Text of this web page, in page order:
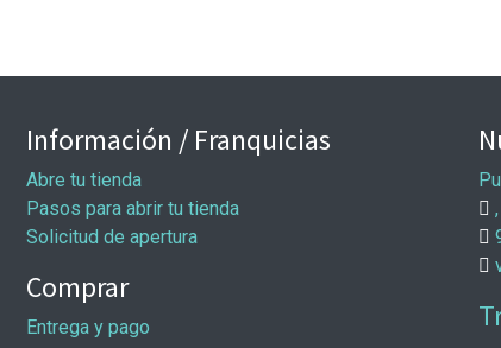
Información / Franquicias
Abre tu tienda
Pasos para abrir tu tienda
Solicitud de apertura
Comprar
Entrega y pago